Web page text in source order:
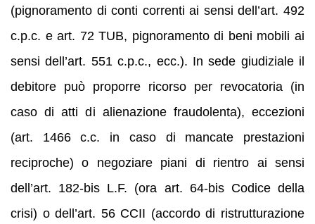
(pignoramento di conti correnti ai sensi dell’art. 492
c.p.c. e art. 72 TUB, pignoramento di beni mobili ai
sensi dell’art. 551 c.p.c., ecc.). In sede giudiziale il
debitore può proporre ricorso per revocatoria (in
caso di atti di alienazione fraudolenta), eccezioni
(art. 1466 c.c. in caso di mancate prestazioni
reciproche) o negoziare piani di rientro ai sensi
dell’art. 182-bis L.F. (ora art. 64‑bis Codice della
crisi) o dell’art. 56 CCII (accordo di ristrutturazione